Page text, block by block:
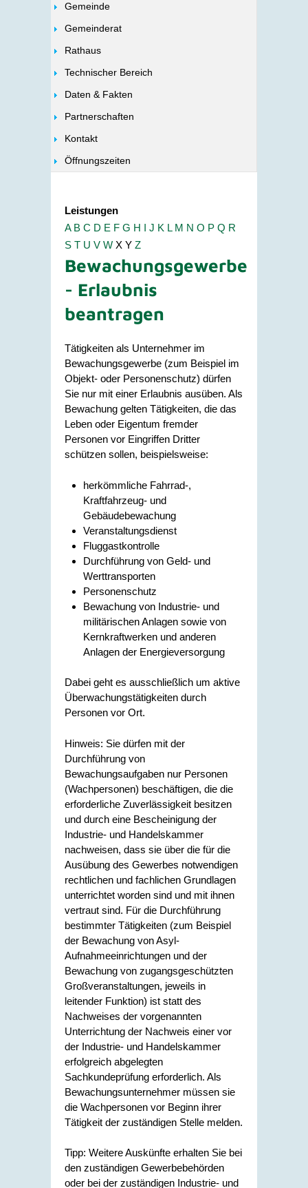
Gemeinde
Gemeinderat
Rathaus
Technischer Bereich
Daten & Fakten
Partnerschaften
Kontakt
Öffnungszeiten
Leistungen
A B C D E F G H I J K L M N O P Q R
S T U V W X Y Z
Bewachungsgewerbe
- Erlaubnis
beantragen
Tätigkeiten als Unternehmer im
Bewachungsgewerbe (zum Beispiel im
Objekt- oder Personenschutz) dürfen
Sie nur mit einer Erlaubnis ausüben. Als
Bewachung gelten Tätigkeiten, die das
Leben oder Eigentum fremder
Personen vor Eingriffen Dritter
schützen sollen, beispielsweise:
herkömmliche Fahrrad-,
Kraftfahrzeug- und
Gebäudebewachung
Veranstaltungsdienst
Fluggastkontrolle
Durchführung von Geld- und
Werttransporten
Personenschutz
Bewachung von Industrie- und
militärischen Anlagen sowie von
Kernkraftwerken und anderen
Anlagen der Energieversorgung
Dabei geht es ausschließlich um aktive
Überwachungstätigkeiten durch
Personen vor Ort.
Hinweis: Sie dürfen mit der
Durchführung von
Bewachungsaufgaben nur Personen
(Wachpersonen) beschäftigen, die die
erforderliche Zuverlässigkeit besitzen
und durch eine Bescheinigung der
Industrie- und Handelskammer
nachweisen, dass sie über die für die
Ausübung des Gewerbes notwendigen
rechtlichen und fachlichen Grundlagen
unterrichtet worden sind und mit ihnen
vertraut sind. Für die Durchführung
bestimmter Tätigkeiten (zum Beispiel
der Bewachung von Asyl-
Aufnahmeeinrichtungen und der
Bewachung von zugangsgeschützten
Großveranstaltungen, jeweils in
leitender Funktion) ist statt des
Nachweises der vorgenannten
Unterrichtung der Nachweis einer vor
der Industrie- und Handelskammer
erfolgreich abgelegten
Sachkundeprüfung erforderlich. Als
Bewachungsunternehmer müssen sie
die Wachpersonen vor Beginn ihrer
Tätigkeit der zuständigen Stelle melden.
Tipp: Weitere Auskünfte erhalten Sie bei
den zuständigen Gewerbebehörden
oder bei der zuständigen Industrie- und